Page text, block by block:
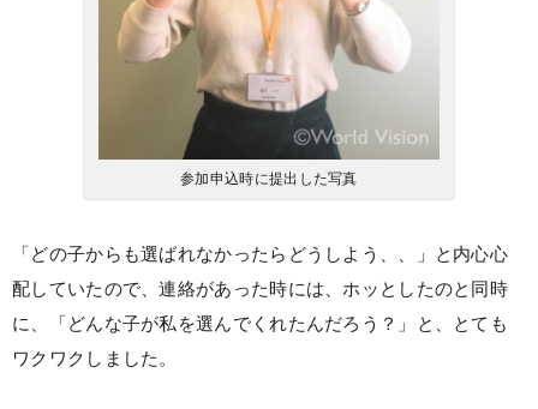
参加申込時に提出した写真
「どの子からも選ばれなかったらどうしよう、、」と内心心
配していたので、連絡があった時には、ホッとしたのと同時
に、「どんな子が私を選んでくれたんだろう？」と、とても
ワクワクしました。